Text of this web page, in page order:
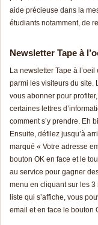
aide précieuse dans la
étudiants notamment, de
Newsletter Tape à
La newsletter Tape à
parmi les visiteurs du site.
vous abonner pour
certaines lettres
comment s’y prendre. Eh
Ensuite, défilez jusqu’à
marqué « Votre adresse
bouton OK en face et le
au service pour gagner
menu en cliquant sur les 3
liste qui s’affiche, vous
email et en face le bouton